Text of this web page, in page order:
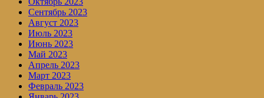
Сентябрь 2023
Август 2023
Июль 2023
Июнь 2023
Май 2023
Апрель 2023
Март 2023
Февраль 2023